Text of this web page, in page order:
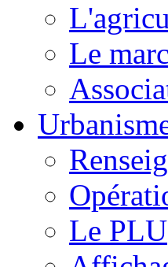
Le
Le PLU